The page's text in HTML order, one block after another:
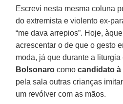
Escrevi nesta mesma coluna
do extremista e violento ex-
“me dava arrepios”. Hoje,
acrescentar o de que o gesto
moda, já que durante a
Bolsonaro comocandidato
pela sala outras crianças
um revólver com as mãos.